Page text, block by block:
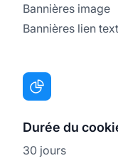
Bannières image
Bannières lien
Durée du
30 jours